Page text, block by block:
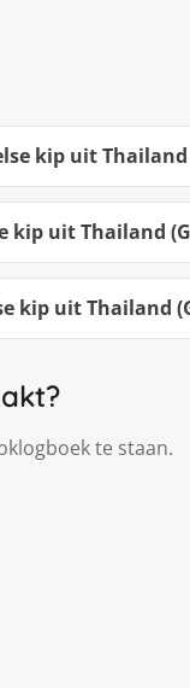
kip uit Thailand
kip uit Thailand
kip uit Thailand
te staan.